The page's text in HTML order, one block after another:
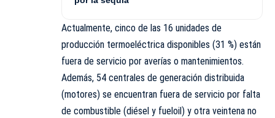
Actualmente, cinco de las 16 unidades de
producción termoeléctrica disponibles (31 %) están
fuera de servicio por averías o mantenimientos.
Además, 54 centrales de generación distribuida
(motores) se encuentran fuera de servicio por falta
de combustible (diésel y fueloil) y otra veintena no